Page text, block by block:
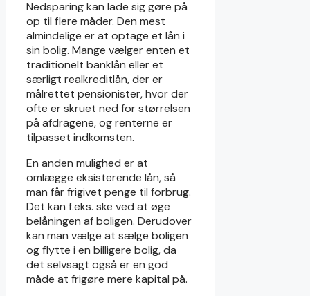
Nedsparing kan lade sig gøre på
op til flere måder. Den mest
almindelige er at optage et lån i
sin bolig. Mange vælger enten et
traditionelt banklån eller et
særligt realkreditlån, der er
målrettet pensionister, hvor der
ofte er skruet ned for størrelsen
på afdragene, og renterne er
tilpasset indkomsten.
En anden mulighed er at
omlægge eksisterende lån, så
man får frigivet penge til forbrug.
Det kan f.eks. ske ved at øge
belåningen af boligen. Derudover
kan man vælge at sælge boligen
og flytte i en billigere bolig, da
det selvsagt også er en god
måde at frigøre mere kapital på.